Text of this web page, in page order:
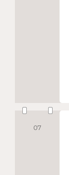
07